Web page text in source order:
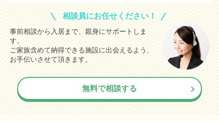
相談員にお任せください！
事前相談から入居まで、親身にサポートしま
す。
ご家族含めて納得できる施設に出会えるよう、
お手伝いさせて頂きます。
無料で相談する